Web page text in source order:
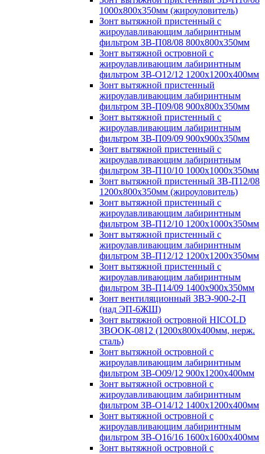
1000х800х350мм (жироуловитель)
Зонт вытяжной пристенный с
жироулавливающим лабиринтным
фильтром ЗВ-П08/08 800х800х350мм
Зонт вытяжной островной с
жироулавливающим лабиринтным
фильтром ЗВ-О12/12 1200х1200х400мм
Зонт вытяжной пристенный
жироулавливающим лабиринтным
фильтром ЗВ-П09/08 900х800х350мм
Зонт вытяжной пристенный с
жироулавливающим лабиринтным
фильтром ЗВ-П09/09 900х900х350мм
Зонт вытяжной пристенный с
жироулавливающим лабиринтным
фильтром ЗВ-П10/10 1000х1000х350мм
Зонт вытяжной пристенный ЗВ-П12/08
1200х800х350мм (жироуловитель)
Зонт вытяжной пристенный с
жироулавливающим лабиринтным
фильтром ЗВ-П12/10 1200х1000х350мм
Зонт вытяжной пристенный с
жироулавливающим лабиринтным
фильтром ЗВ-П12/12 1200х1200х350мм
Зонт вытяжной пристенный с
жироулавливающим лабиринтным
фильтром ЗВ-П14/09 1400х900х350мм
Зонт вентиляционный ЗВЭ-900-2-П
(над ЭП-6ЖШ)
Зонт вытяжной островной HICOLD
ЗВООК-0812 (1200х800x400мм, нерж.
сталь)
Зонт вытяжной островной с
жироулавливающим лабиринтным
фильтром ЗВ-О09/12 900х1200х400мм
Зонт вытяжной островной с
жироулавливающим лабиринтным
фильтром ЗВ-О14/12 1400х1200х400мм
Зонт вытяжной островной с
жироулавливающим лабиринтным
фильтром ЗВ-О16/16 1600х1600х400мм
Зонт вытяжной островной с